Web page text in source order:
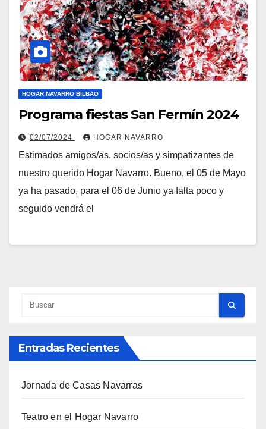
HOGAR NAVARRO BILBAO
Programa fiestas San Fermín 2024
02/07/2024 HOGAR NAVARRO
Estimados amigos/as, socios/as y simpatizantes de
nuestro querido Hogar Navarro. Bueno, el 05 de Mayo
ya ha pasado, para el 06 de Junio ya falta poco y
seguido vendrá el
Entradas Recientes
Jornada de Casas Navarras
Teatro en el Hogar Navarro